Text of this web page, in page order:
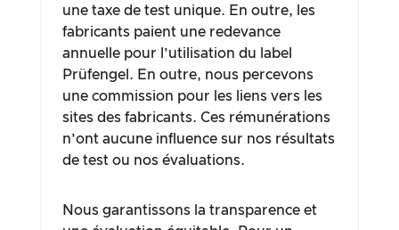
une taxe de test unique. En outre, les
fabricants paient une redevance
annuelle pour l’utilisation du label
Prüfengel. En outre, nous percevons
une commission pour les liens vers les
sites des fabricants. Ces rémunérations
n’ont aucune influence sur nos résultats
de test ou nos évaluations.
Nous garantissons la transparence et